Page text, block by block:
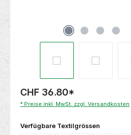
CHF 36.80*
* Preise inkl. MwSt. zzgl. Versandkosten
Verfügbare Textilgrössen